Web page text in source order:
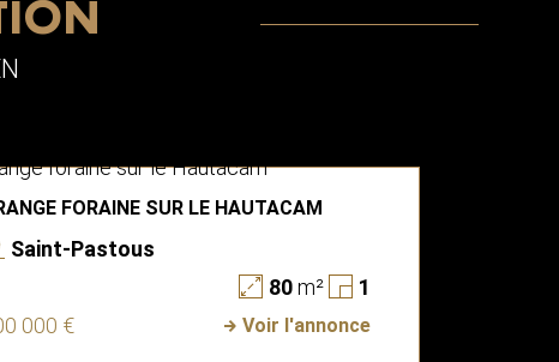
FORAINE SUR LE HAUTACAM
Saint-Pastous
80m²
1
000 €
Voir l'annonce